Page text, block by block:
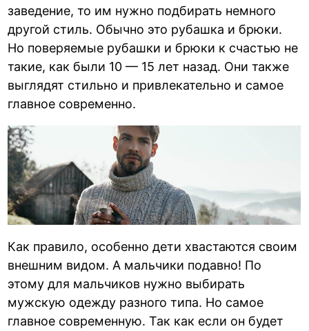
заведение, то им нужно подбирать немного
другой стиль. Обычно это рубашка и брюки.
Но поверяемые рубашки и брюки к счастью не
такие, как были 10 — 15 лет назад. Они также
выглядят стильно и привлекательно и самое
главное современно.
Как правило, особенно дети хвастаются своим
внешним видом. А мальчики подавно! По
этому для мальчиков нужно выбирать
мужскую одежду разного типа. Но самое
главное современную. Так как если он будет